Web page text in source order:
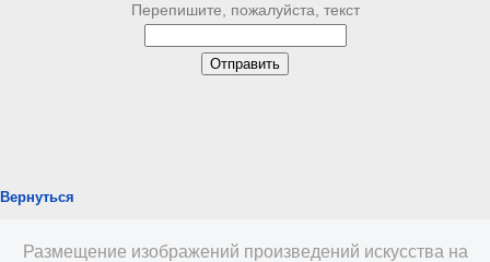
Перепишите, пожалуйста, текст
Вернуться
Размещение изображений произведений искусства на